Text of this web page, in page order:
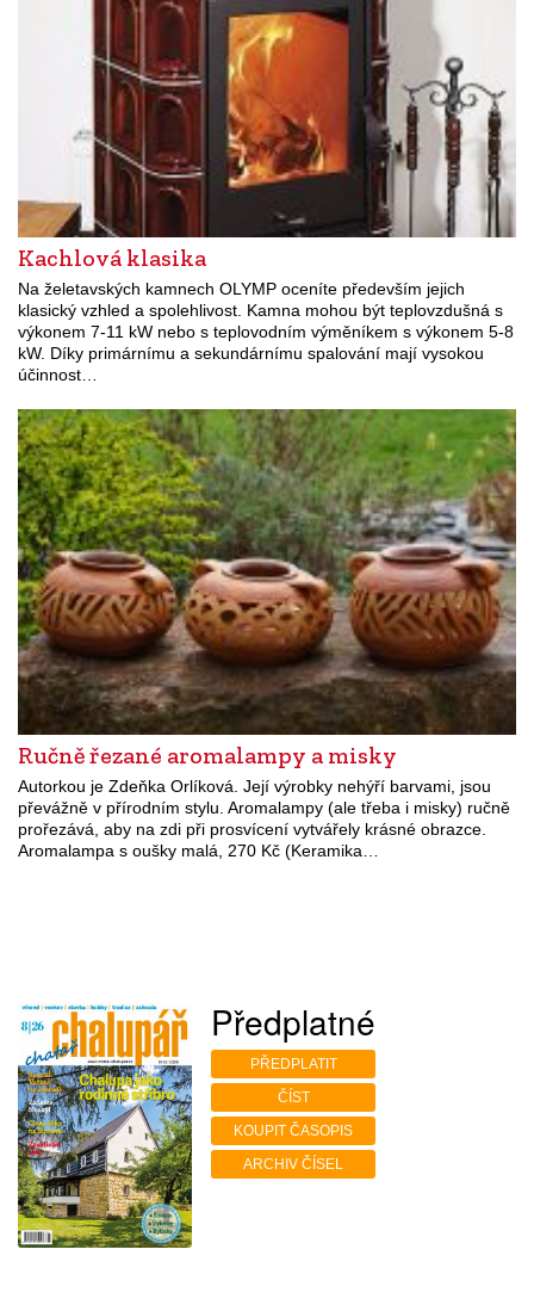
Kachlová klasika
Na želetavských kamnech OLYMP oceníte především jejich
klasický vzhled a spolehlivost. Kamna mohou být teplovzdušná s
výkonem 7-11 kW nebo s teplovodním výměníkem s výkonem 5-8
kW. Díky primárnímu a sekundárnímu spalování mají vysokou
účinnost…
Ručně řezané aromalampy a misky
Autorkou je Zdeňka Orlíková. Její výrobky nehýří barvami, jsou
převážně v přírodním stylu. Aromalampy (ale třeba i misky) ručně
prořezává, aby na zdi při prosvícení vytvářely krásné obrazce.
Aromalampa s oušky malá, 270 Kč (Keramika…
Předplatné
PŘEDPLATIT
ČÍST
KOUPIT ČASOPIS
ARCHIV ČÍSEL